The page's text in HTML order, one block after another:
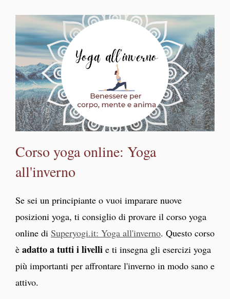
Corso yoga online: Yoga
all'inverno
Se sei un principiante o vuoi imparare nuove
posizioni yoga, ti consiglio di provare il corso yoga
online di Superyogi.it: Yoga all'inverno. Questo corso
è adatto a tutti i livelli e ti insegna gli esercizi yoga
più importanti per affrontare l'inverno in modo sano e
attivo.